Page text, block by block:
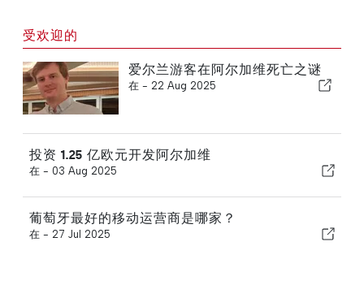
受欢迎的
爱尔兰游客在阿尔加维死亡之谜
在 - 22 Aug 2025
投资 1.25 亿欧元开发阿尔加维
在 - 03 Aug 2025
葡萄牙最好的移动运营商是哪家？
在 - 27 Jul 2025